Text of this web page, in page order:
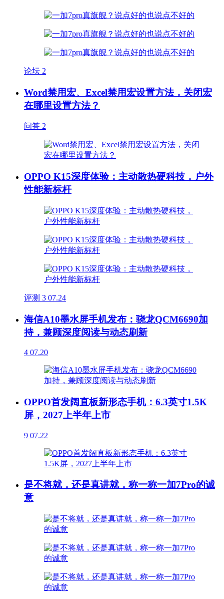
论坛 2
Word禁用宏、Excel禁用宏设置方法，关闭宏
在哪里设置方法？
问答 2
OPPO K15深度体验：主动散热硬科技，户外
性能新标杆
评测 3 07.24
海信A10墨水屏手机发布：骁龙QCM6690加
持，兼顾深度阅读与动态刷新
4 07.20
OPPO首发阔直板新形态手机：6.3英寸1.5K
屏，2027上半年上市
9 07.22
是不将就，还是真讲就，称一称一加7Pro的诚
意